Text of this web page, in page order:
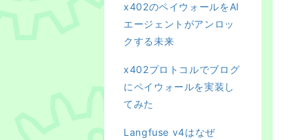
x402のペイウォールをAI
エージェントがアンロッ
クする未来
x402プロトコルでブログ
にペイウォールを実装し
てみた
Langfuse v4はなぜ